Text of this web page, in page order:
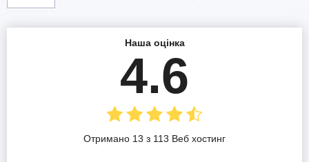
Наша оцінка
4.6
Отримано 13 з 113 Веб хостинг